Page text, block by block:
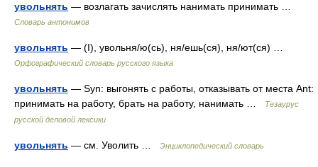
увольнять — возлагать зачислять нанимать принимать …
Словарь антонимов
увольнять — (I), увольня/ю(сь), ня/ешь(ся), ня/ют(ся) …
Орфографический словарь русского языка
увольнять — Syn: выгонять с работы, отказывать от места Ant:
принимать на работу, брать на работу, нанимать …
Тезаурус
русской деловой лексики
увольнять — см. Уволить … Энциклопедический словарь